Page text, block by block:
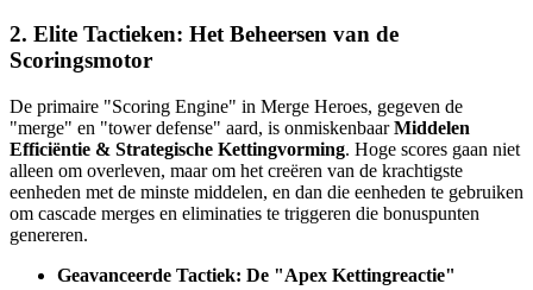
2. Elite Tactieken: Het Beheersen van de
Scoringsmotor
De primaire "Scoring Engine" in Merge Heroes, gegeven de
"merge" en "tower defense" aard, is onmiskenbaarMiddelen
Efficiëntie & Strategische Kettingvorming. Hoge scores gaan niet
alleen om overleven, maar om het creëren van de krachtigste
eenheden met de minste middelen, en dan die eenheden te gebruiken
om cascade merges en eliminaties te triggeren die bonuspunten
genereren.
Geavanceerde Tactiek: De "Apex Kettingreactie"